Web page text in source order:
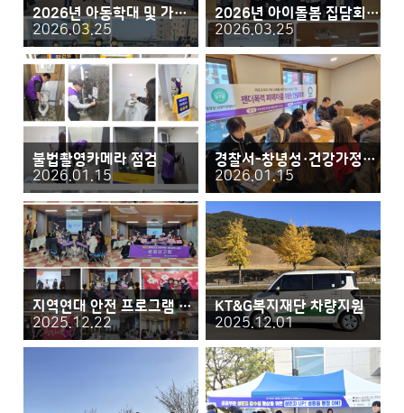
2026년 아동학대 및 가정폭력 예방 합동 캠페인
2026.03.25
2026년 아이돌봄 집담회 및 역량강화교육
2026.03.25
불법촬영카메라 점검
2026.01.15
경찰서-창녕성·건강가정상담소 간담회의
2026.01.15
지역연대 안전 프로그램 운영사업 성과보고회
2025.12.22
KT&G복지재단 차량지원
2025.12.01